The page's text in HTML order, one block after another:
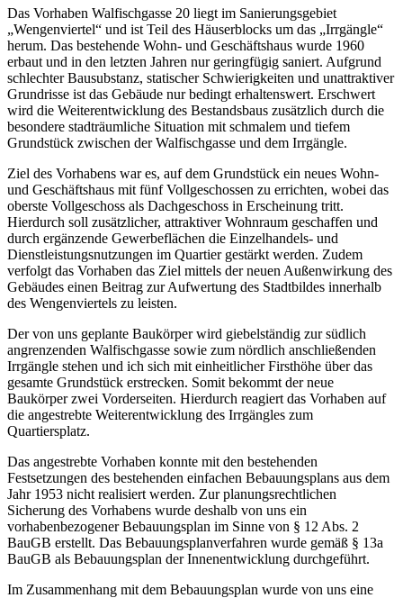
Das Vorhaben Walfischgasse 20 liegt im Sanierungsgebiet
„Wengenviertel“ und ist Teil des Häuserblocks um das „Irrgängle“
herum. Das bestehende Wohn- und Geschäftshaus wurde 1960
erbaut und in den letzten Jahren nur geringfügig saniert. Aufgrund
schlechter Bausubstanz, statischer Schwierigkeiten und unattraktiver
Grundrisse ist das Gebäude nur bedingt erhaltenswert. Erschwert
wird die Weiterentwicklung des Bestandsbaus zusätzlich durch die
besondere stadträumliche Situation mit schmalem und tiefem
Grundstück zwischen der Walfischgasse und dem Irrgängle.
Ziel des Vorhabens war es, auf dem Grundstück ein neues Wohn-
und Geschäftshaus mit fünf Vollgeschossen zu errichten, wobei das
oberste Vollgeschoss als Dachgeschoss in Erscheinung tritt.
Hierdurch soll zusätzlicher, attraktiver Wohnraum geschaffen und
durch ergänzende Gewerbeflächen die Einzelhandels- und
Dienstleistungsnutzungen im Quartier gestärkt werden. Zudem
verfolgt das Vorhaben das Ziel mittels der neuen Außenwirkung des
Gebäudes einen Beitrag zur Aufwertung des Stadtbildes innerhalb
des Wengenviertels zu leisten.
Der von uns geplante Baukörper wird giebelständig zur südlich
angrenzenden Walfischgasse sowie zum nördlich anschließenden
Irrgängle stehen und ich sich mit einheitlicher Firsthöhe über das
gesamte Grundstück erstrecken. Somit bekommt der neue
Baukörper zwei Vorderseiten. Hierdurch reagiert das Vorhaben auf
die angestrebte Weiterentwicklung des Irrgängles zum
Quartiersplatz.
Das angestrebte Vorhaben konnte mit den bestehenden
Festsetzungen des bestehenden einfachen Bebauungsplans aus dem
Jahr 1953 nicht realisiert werden. Zur planungsrechtlichen
Sicherung des Vorhabens wurde deshalb von uns ein
vorhabenbezogener Bebauungsplan im Sinne von § 12 Abs. 2
BauGB erstellt. Das Bebauungsplanverfahren wurde gemäß § 13a
BauGB als Bebauungsplan der Innenentwicklung durchgeführt.
Im Zusammenhang mit dem Bebauungsplan wurde von uns eine